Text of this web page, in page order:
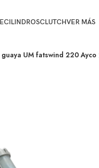
CILINDROSCLUTCHVER MÁS
UM fatswind 220